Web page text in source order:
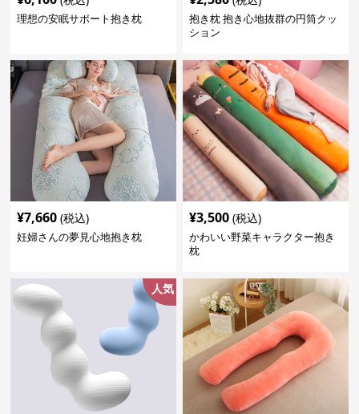
理想の安眠サポート抱き枕
抱き枕 抱き心地抜群の円筒クッ
ション
¥7,660 (税込)
妊婦さんの夢見心地抱き枕
¥3,500 (税込)
かわいい野菜キャラクター抱き
枕
人気